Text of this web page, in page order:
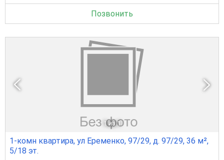
Позвонить
1 из 1
1-комн квартира, ул Еременко, 97/29, д. 97/29, 36 м²,
5/18 эт.